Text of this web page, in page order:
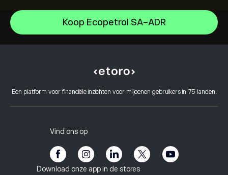
Koop Ecopetrol SA-ADR
Een platform voor financiële inzichten voor miljoenen gebruikers in 75 landen.
Vind ons op
Download onze app in de stores
Celestica Inc
Apple
Amazon.com Inc
Hoe u uw account kunt verifiëren
Kwetsbaarheid van de klant
Verantwoord handelen
Wat is hefboomwerking en marge
Kopen en verkopen uitgelegd
eToro Academie
eToro Reviews
Impressum
Regelgeving
Risicomelding
Algemene voorwaarden
Affiliate programma
Beleggingsverzekering